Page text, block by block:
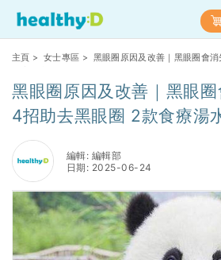
主頁 > 女士專區 > 黑眼圈原因及改善｜黑眼圈會消失嗎？中醫4招助去黑眼圈 2款
黑眼圈原因及改善｜黑眼
4招助去黑眼圈 2款食療湯
編輯: 編輯部
日期: 2025-06-24